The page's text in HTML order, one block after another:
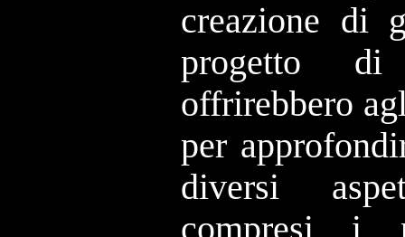
creazione di
progetto
offrirebbero
per
diversi
compresi i